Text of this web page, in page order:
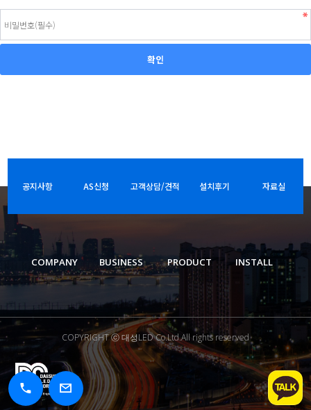
공지사항 AS신청 고객상담/견적 설치후기 자료실
COMPANY BUSINESS PRODUCT INSTALL
COPYRIGHT ⓒ 대성LED Co.Ltd.All rights reserved